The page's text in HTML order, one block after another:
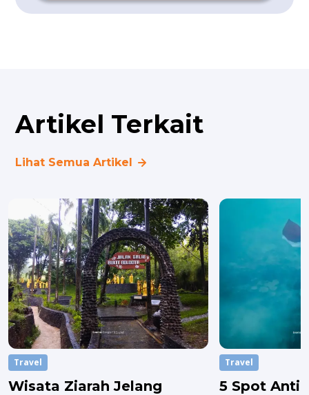
Artikel Terkait
Lihat Semua Artikel
Travel
Wisata Ziarah Jelang
Travel
5 Spot